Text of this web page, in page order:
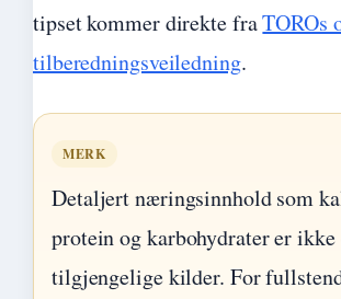
tipset kommer direkte fraTOROs
tilberedningsveiledning.
MERK
Detaljert næringsinnhold som
protein og karbohydrater er
tilgjengelige kilder. For